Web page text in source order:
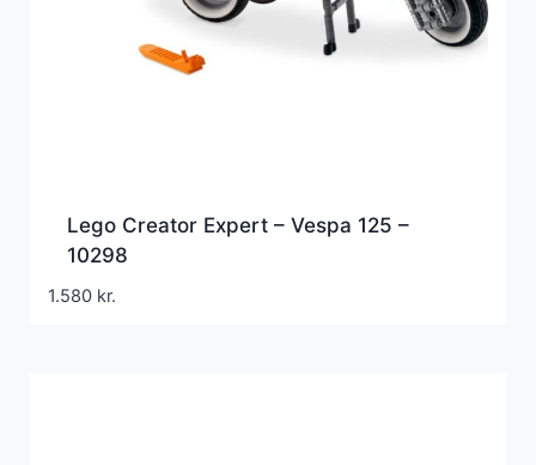
Lego Creator Expert – Vespa 125 –
10298
1.580 kr.